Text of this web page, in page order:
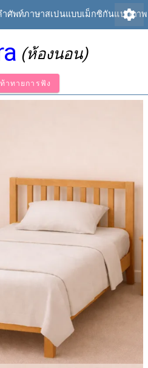
ำศัพท์ภาษาสเปนแบบเม็กซิกันแบบภาพ
settings
(ห้องนอน)
ามท้าทายการฟัง